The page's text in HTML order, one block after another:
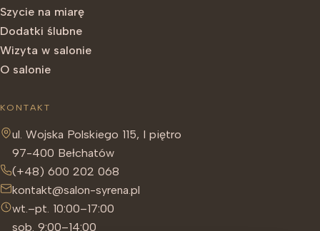
Szycie na miarę
Dodatki ślubne
Wizyta w salonie
O salonie
KONTAKT
ul. Wojska Polskiego 115, I piętro
97-400 Bełchatów
(+48) 600 202 068
kontakt@salon-syrena.pl
wt.–pt. 10:00–17:00
sob. 9:00–14:00